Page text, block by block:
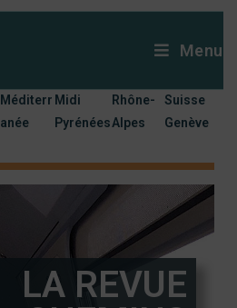
Menu
Méditerr
anée
Midi
Pyrénées
Rhône-
Alpes
Suisse
Genève
LA REVUE